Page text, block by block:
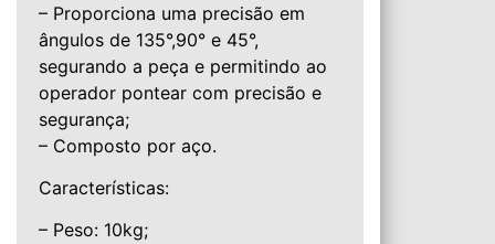
– Proporciona uma precisão em
ângulos de 135°,90° e 45°,
segurando a peça e permitindo ao
operador pontear com precisão e
segurança;
– Composto por aço.
Características:
– Peso: 10kg;